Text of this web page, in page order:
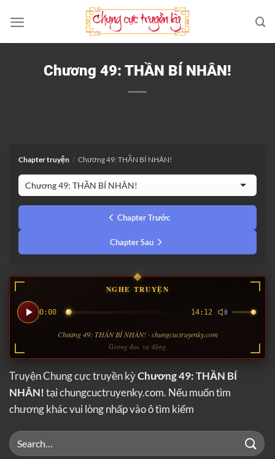
qua
nội
Chương 49: THẦN BÍ NHÂN!
Chapter truyện / Chương 49: THẦN BÍ NHÂN!
Chapter Trước
Chapter Sau
NGHE TRUYỆN
0:00 14:12
Chương 49: THẦN BÍ NHÂN! · chungcuctruyenky.com
Giọng đọc tự động
Truyện Chung cực truyền kỳChương 49: THẦN BÍ
NHÂN!tại chungcuctruyenky.com. Nếu muốn tìm
chương khác vui lòng nhấp vào ô tìm kiếm